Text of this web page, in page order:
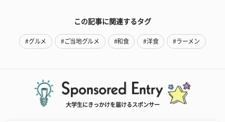
この記事に関連するタグ
#グルメ #ご当地グルメ #和食 #洋食 #ラーメン
大学生にきっかけを届けるスポンサー